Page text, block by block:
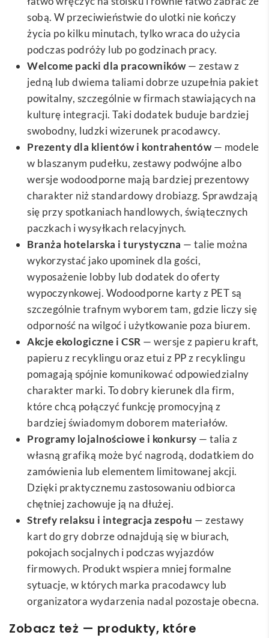
sobą. W przeciwieństwie do ulotki nie kończy
życia po kilku minutach, tylko wraca do użycia
podczas podróży lub po godzinach pracy.
Welcome packi dla pracowników— zestaw z
jedną lub dwiema taliami dobrze uzupełnia pakiet
powitalny, szczególnie w firmach stawiających na
kulturę integracji. Taki dodatek buduje bardziej
swobodny, ludzki wizerunek pracodawcy.
Prezenty dla klientów i kontrahentów— modele
w blaszanym pudełku, zestawy podwójne albo
wersje wodoodporne mają bardziej prezentowy
charakter niż standardowy drobiazg. Sprawdzają
się przy spotkaniach handlowych, świątecznych
paczkach i wysyłkach relacyjnych.
Branża hotelarska i turystyczna — talie można
wykorzystać jako upominek dla gości,
wyposażenie lobby lub dodatek do oferty
wypoczynkowej. Wodoodporne karty z PET są
szczególnie trafnym wyborem tam, gdzie liczy się
odporność na wilgoć i użytkowanie poza biurem.
Akcje ekologiczne i CSR — wersje z papieru kraft,
papieru z recyklingu oraz etui z PP z recyklingu
pomagają spójnie komunikować odpowiedzialny
charakter marki. To dobry kierunek dla firm,
które chcą połączyć funkcję promocyjną z
bardziej świadomym doborem materiałów.
Programy lojalnościowe i konkursy — talia z
własną grafiką może być nagrodą, dodatkiem do
zamówienia lub elementem limitowanej akcji.
Dzięki praktycznemu zastosowaniu odbiorca
chętniej zachowuje ją na dłużej.
Strefy relaksu i integracja zespołu — zestawy
kart do gry dobrze odnajdują się w biurach,
pokojach socjalnych i podczas wyjazdów
firmowych. Produkt wspiera mniej formalne
sytuacje, w których marka pracodawcy lub
organizatora wydarzenia nadal pozostaje obecna.
Zobacz też — produkty, które